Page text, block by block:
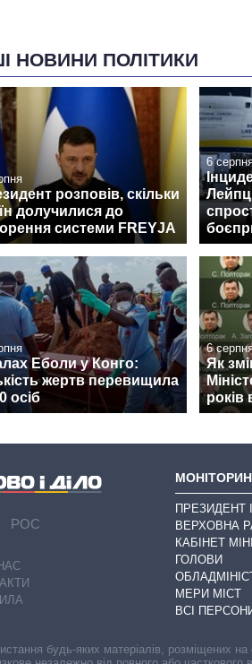
НОВИНИ ПОЛІТИКИ
розповів, скільки
долучилися до
системи FREYJA
6
Еболи у Конго:
жертв перевищила
осіб
6
Як
років
РОС
ПРЕЗИДЕНТ
ВЕРХОВНА
КАБІНЕТ
ГОЛОВИ
МЕРИ МІСТ
ВСІ
будь-яких матеріалів, розміщених